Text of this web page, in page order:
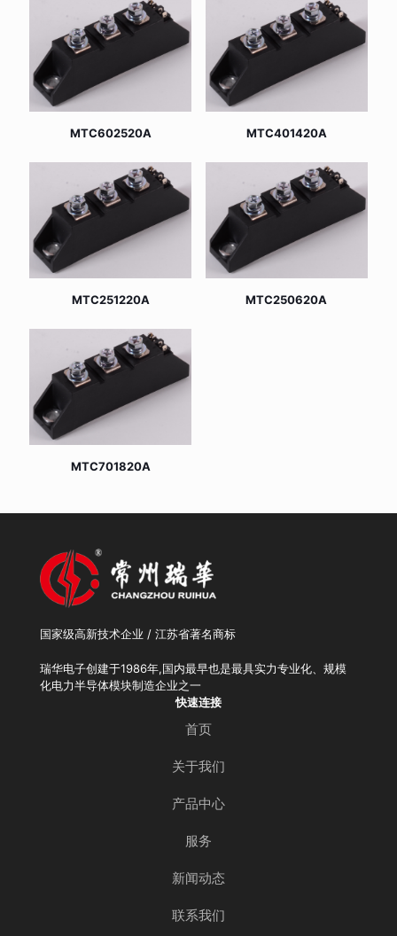
MTC602520A MTC401420A
MTC251220A MTC250620A
MTC701820A
国家级高新技术企业 / 江苏省著名商标
瑞华电子创建于1986年,国内最早也是最具实力专业化、规模
化电力半导体模块制造企业之一
快速连接
首页
关于我们
产品中心
服务
新闻动态
联系我们